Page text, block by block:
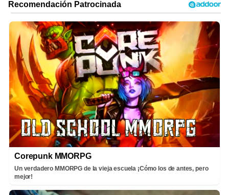
Corepunk MMORPG
Un verdadero MMORPG de la vieja escuela ¡Cómo los de antes, pero
mejor!